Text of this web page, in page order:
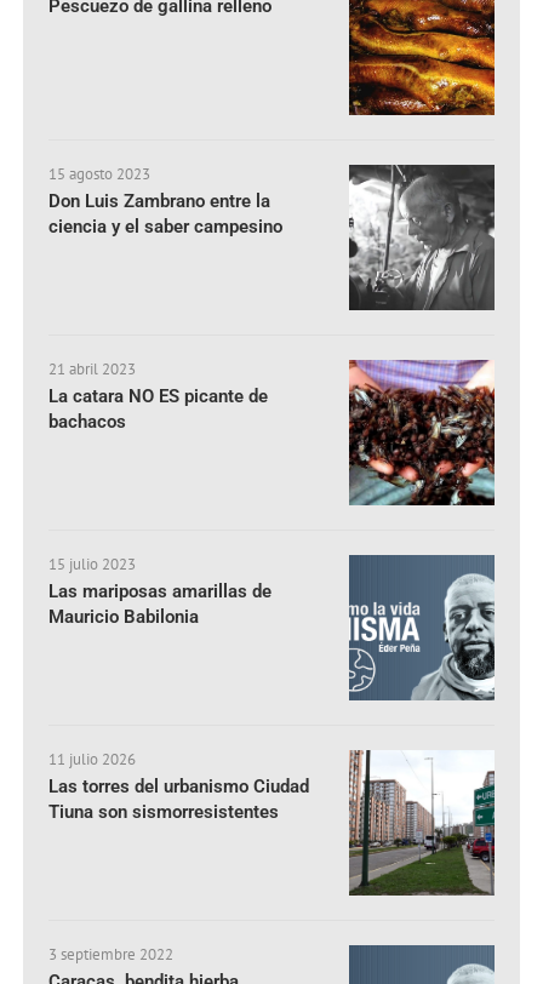
Pescuezo de gallina relleno
15 agosto 2023
Don Luis Zambrano entre la
ciencia y el saber campesino
21 abril 2023
La catara NO ES picante de
bachacos
15 julio 2023
Las mariposas amarillas de
Mauricio Babilonia
11 julio 2026
Las torres del urbanismo Ciudad
Tiuna son sismorresistentes
3 septiembre 2022